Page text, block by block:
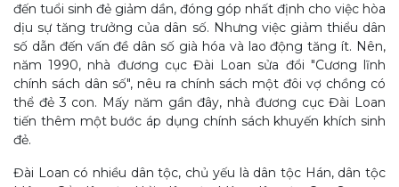
đến tuổi sinh đẻ giảm dần, đóng góp nhất định cho việc hòa
dịu sự tăng trưởng của dân số. Nhưng việc giảm thiểu dân
số dẫn đến vấn đề dân số già hóa và lao động tăng ít. Nên,
năm 1990, nhà đương cục Đài Loan sửa đổi "Cương lĩnh
chính sách dân số", nêu ra chính sách một đôi vợ chồng có
thể đẻ 3 con. Mấy năm gần đây, nhà đương cục Đài Loan
tiến thêm một bước áp dụng chính sách khuyến khích sinh
đẻ.
Đài Loan có nhiều dân tộc, chủ yếu là dân tộc Hán, dân tộc